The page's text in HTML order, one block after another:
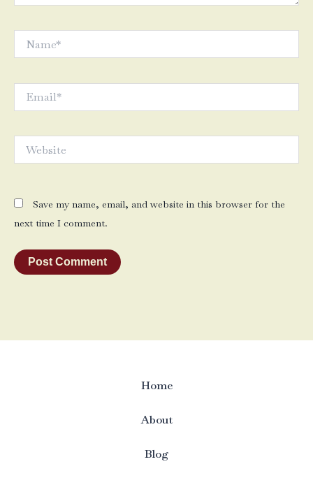
Save my name, email, and website in this browser for the
next time I comment.
Home
About
Blog